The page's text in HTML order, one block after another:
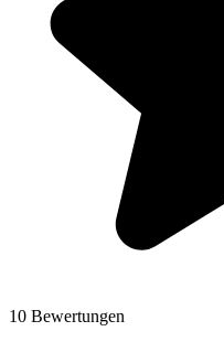
10 Bewertungen